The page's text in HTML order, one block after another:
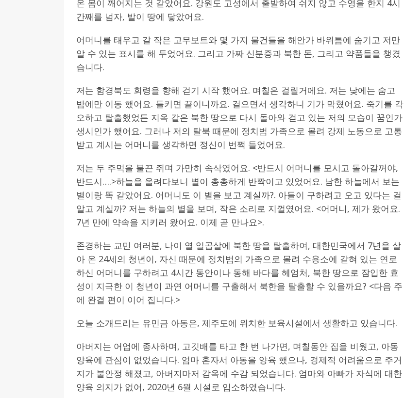
온 몸이 깨어지는 것 같았어요. 강원도 고성에서 출발하여 쉬지 않고 수영을 한지 4시
간째를 넘자, 발이 땅에 닿았어요.
어머니를 태우고 갈 작은 고무보트와 몇 가지 물건들을 해안가 바위틈에 숨기고 저만
알 수 있는 표시를 해 두었어요. 그리고 가짜 신분증과 북한 돈, 그리고 약품들을 챙겼
습니다.
저는 함경북도 회령을 향해 걷기 시작 했어요. 며칠은 걸릴거에요. 저는 낮에는 숨고
밤에만 이동 했어요. 들키면 끝이니까요. 걸으면서 생각하니 기가 막혔어요. 죽기를 각
오하고 탈출했었든 지옥 같은 북한 땅으로 다시 돌아와 걷고 있는 저의 모습이 꿈인가
생시인가 했어요. 그러나 저의 탈북 때문에 정치범 가족으로 몰려 강제 노동으로 고통
받고 계시는 어머니를 생각하면 정신이 번쩍 들었어요.
저는 두 주먹을 불끈 쥐며 가만히 속삭였어요. <반드시 어머니를 모시고 돌아갈꺼야,
반드시….>하늘을 올려다보니 별이 총총하게 반짝이고 있었어요. 남한 하늘에서 보는
별이랑 똑 같았어요. 어머니도 이 별을 보고 계실까?. 아들이 구하려고 오고 있다는 걸
알고 계실까? 저는 하늘의 별을 보며, 작은 소리로 지껄였어요. <어머니, 제가 왔어요.
7년 만에 약속을 지키러 왔어요. 이제 곧 만나요>.
존경하는 교민 여러분, 나이 열 일곱살에 북한 땅을 탈출하여, 대한민국에서 7년을 살
아 온 24세의 청년이, 자신 때문에 정치범의 가족으로 몰려 수용소에 같혀 있는 연로
하신 어머니를 구하려고 4시간 동안이나 동해 바다를 헤엄처, 북한 땅으로 잠입한 효
성이 지극한 이 청년이 과연 어머니를 구출해서 북한을 탈출할 수 있을까요? <다음 주
에 완결 편이 이어 집니다.>
오늘 소개드리는 유민금 아동은, 제주도에 위치한 보육시설에서 생활하고 있습니다.
아버지는 어업에 종사하며, 고깃배를 타고 한 번 나가면, 며칠동안 집을 비웠고, 아동
양육에 관심이 없었습니다. 엄마 혼자서 아동을 양육 했으나, 경제적 어려움으로 주거
지가 불안정 해졌고, 아버지마저 감옥에 수감 되었습니다. 엄마와 아빠가 자식에 대한
양육 의지가 없어, 2020년 6월 시설로 입소하였습니다.